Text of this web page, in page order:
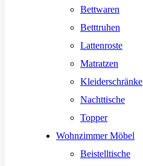
Bettwaren
Betttruhen
Lattenroste
Matratzen
Kleiderschränke
Nachttische
Topper
Wohnzimmer Möbel
Beistelltische